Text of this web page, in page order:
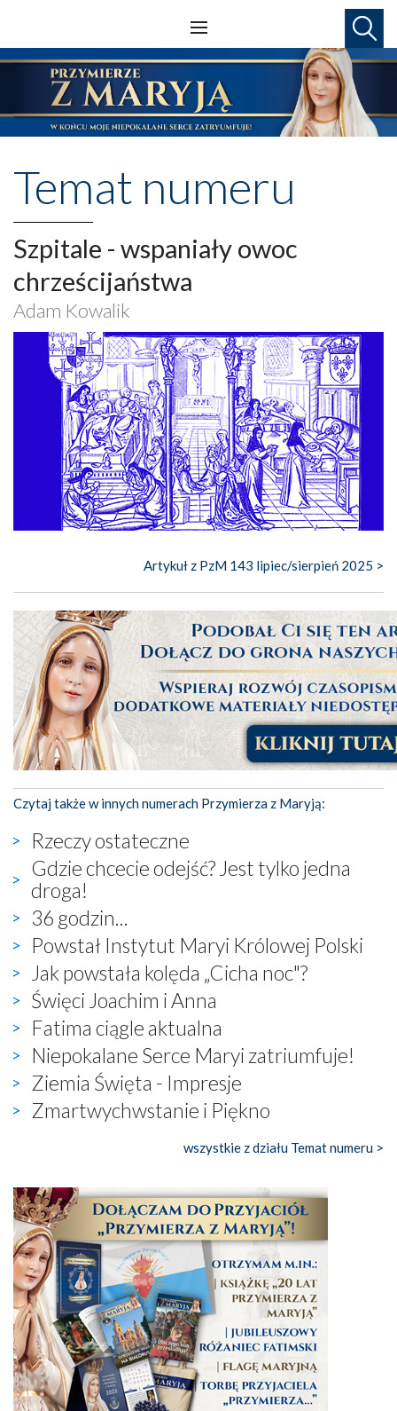
Temat numeru
Szpitale - wspaniały owoc
chrześcijaństwa
Adam Kowalik
Artykuł z PzM 143 lipiec/sierpień 2025 >
Czytaj także w innych numerach Przymierza z Maryją:
Rzeczy ostateczne
Gdzie chcecie odejść? Jest tylko jedna
droga!
36 godzin...
Powstał Instytut Maryi Królowej Polski
Jak powstała kolęda „Cicha noc"?
Święci Joachim i Anna
Fatima ciągle aktualna
Niepokalane Serce Maryi zatriumfuje!
Ziemia Święta - Impresje
Zmartwychwstanie i Piękno
wszystkie z działu Temat numeru >